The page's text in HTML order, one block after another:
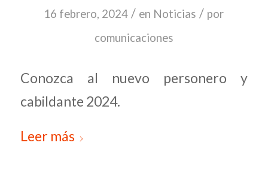
16 febrero, 2024 / en Noticias / por
comunicaciones
Conozca al nuevo personero y
cabildante 2024.
Leer más